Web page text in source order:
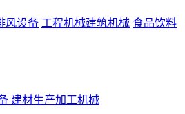
风设备 工程机械建筑机械 食品饮料
建材生产加工机械